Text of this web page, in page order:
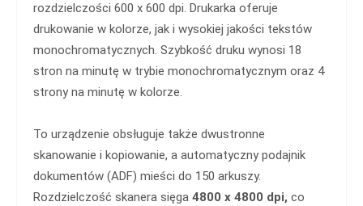
rozdzielczości 600 x 600 dpi. Drukarka oferuje
drukowanie w kolorze, jak i wysokiej jakości tekstów
monochromatycznych. Szybkość druku wynosi 18
stron na minutę w trybie monochromatycznym oraz 4
strony na minutę w kolorze.
To urządzenie obsługuje także dwustronne
skanowanie i kopiowanie, a automatyczny podajnik
dokumentów (ADF) mieści do 150 arkuszy.
Rozdzielczość skanera sięga 4800 x 4800 dpi, co